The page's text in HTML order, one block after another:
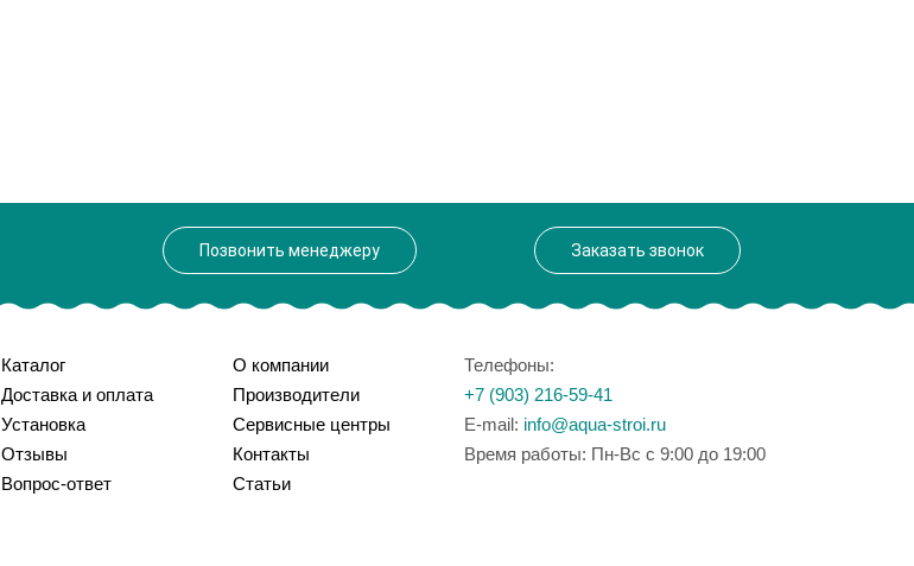
Позвонить менеджеру Заказать звонок
Каталог
Доставка и оплата
Установка
Отзывы
Вопрос-ответ
О компании
Производители
Сервисные центры
Контакты
Статьи
Телефоны:
+7 (903) 216-59-41
E-mail: info@aqua-stroi.ru
Время работы: Пн-Вс с 9:00 до 19:00